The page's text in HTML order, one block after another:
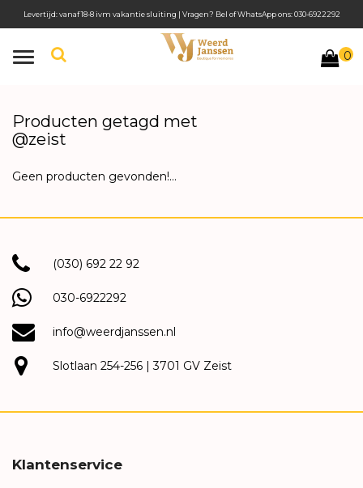
Toggle
0
Levertijd: vanaf 18-8 ivm vakantie sluiting | Vragen? Bel of WhatsApp ons: 030-6922292
Producten getagd met
@zeist
Geen producten gevonden!...
(030) 692 22 92
030-6922292
info@weerdjanssen.nl
Slotlaan 254-256 | 3701 GV Zeist
Klantenservice